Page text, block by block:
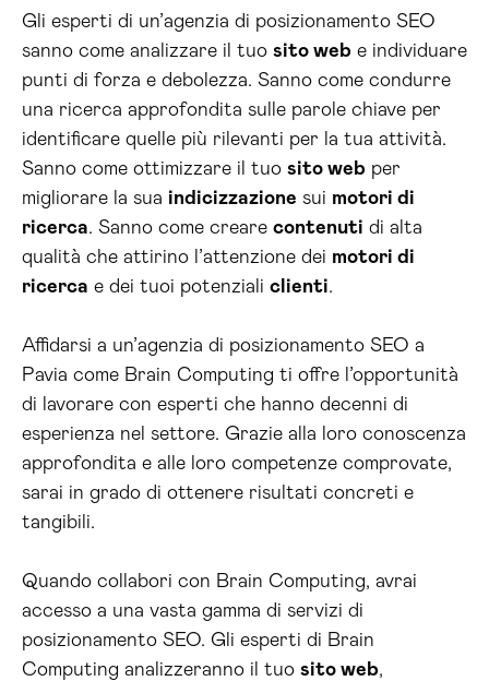
Gli esperti di un’agenzia di posizionamento SEO
sanno come analizzare il tuo sito web e individuare
punti di forza e debolezza. Sanno come condurre
una ricerca approfondita sulle parole chiave per
identificare quelle più rilevanti per la tua attività.
Sanno come ottimizzare il tuo sito web per
migliorare la sua indicizzazione sui motori di
ricerca. Sanno come creare contenuti di alta
qualità che attirino l’attenzione dei motori di
ricerca e dei tuoi potenziali clienti.
Affidarsi a un’agenzia di posizionamento SEO a
Pavia come Brain Computing ti offre l’opportunità
di lavorare con esperti che hanno decenni di
esperienza nel settore. Grazie alla loro conoscenza
approfondita e alle loro competenze comprovate,
sarai in grado di ottenere risultati concreti e
tangibili.
Quando collabori con Brain Computing, avrai
accesso a una vasta gamma di servizi di
posizionamento SEO. Gli esperti di Brain
Computing analizzeranno il tuo sito web,